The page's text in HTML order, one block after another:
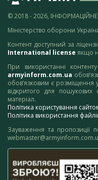
© 2018 - 2026,
Міністерство оборони
Контент доступний за
International license якщо
При використанні
armyinform.com.ua
обов’язковим є розміщення
відкритого для пошукових
матеріал.
Політика користування
Політика використання
Зауваження та пропозиції